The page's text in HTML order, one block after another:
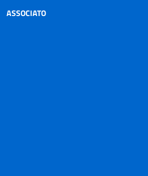
ASSOCIATO